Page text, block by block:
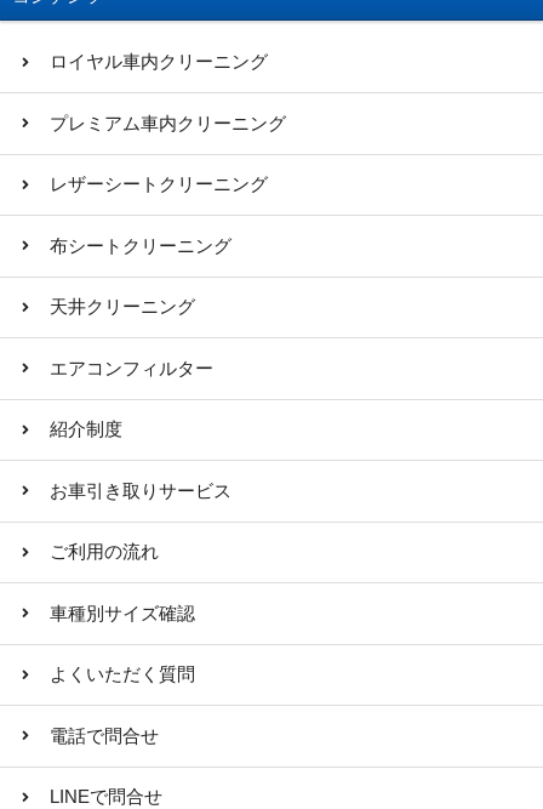
ロイヤル車内クリーニング
プレミアム車内クリーニング
レザーシートクリーニング
布シートクリーニング
天井クリーニング
エアコンフィルター
紹介制度
お車引き取りサービス
ご利用の流れ
車種別サイズ確認
よくいただく質問
電話で問合せ
LINEで問合せ